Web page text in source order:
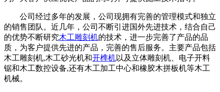
公司经过多年的发展，公司现拥有完善的管理模式和独立
的销售团队。近几年，公司不断引进国外先进技术，结合自己
的优势不断研究木工雕刻机的技术，进一步完善了产品的品
质，为客户提供先进的产品，完善的售后服务。主要产品包括
木工雕刻机,木工砂光机和开榫机以及立体雕刻机、电子开料
锯和木工数控设备,还有木工加工中心和橡胶木拼板机等木工
机械。